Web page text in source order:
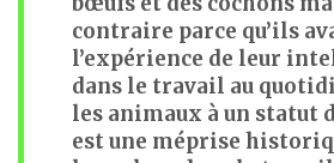
contraire parce qu’ils
l’expérience de leur
dans le travail au
les animaux à un statut
est une méprise